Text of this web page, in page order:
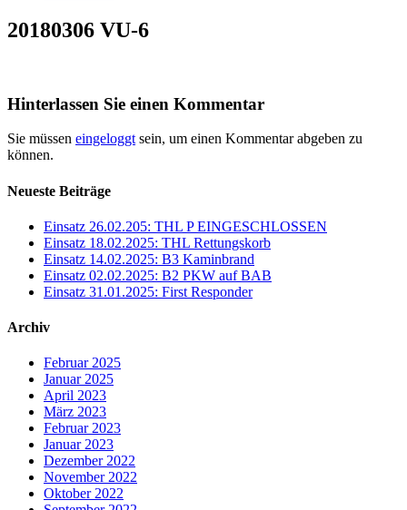
20180306 VU-6
Hinterlassen Sie einen Kommentar
Sie müssen eingeloggt sein, um einen Kommentar abgeben zu
können.
Neueste Beiträge
Einsatz 26.02.205: THL P EINGESCHLOSSEN
Einsatz 18.02.2025: THL Rettungskorb
Einsatz 14.02.2025: B3 Kaminbrand
Einsatz 02.02.2025: B2 PKW auf BAB
Einsatz 31.01.2025: First Responder
Archiv
Februar 2025
Januar 2025
April 2023
März 2023
Februar 2023
Januar 2023
Dezember 2022
November 2022
Oktober 2022